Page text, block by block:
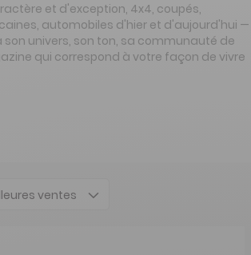
et d'exception, 4x4, coupés,
automobiles d'hier et d'aujourd'hui —
univers, son ton, sa communauté de
qui correspond à votre façon de vivre